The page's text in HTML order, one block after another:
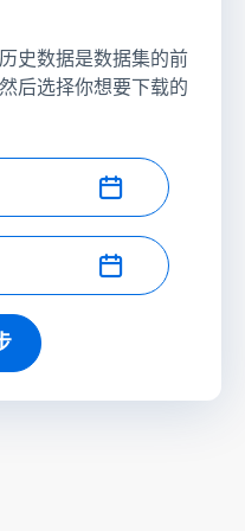
史数据是数据集的前
后选择你想要下载的